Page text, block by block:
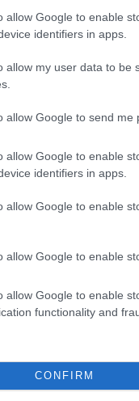
allow Google to enable
identifiers in apps.
allow my user data to be
allow Google to send me
allow Google to enable
identifiers in apps.
allow Google to enable
allow Google to enable
allow Google to enable
functionality and
CONFIRM
è
ti consente di
attivamente
Perché non
comunali, come
quotidiana
facilitando
Curioso di